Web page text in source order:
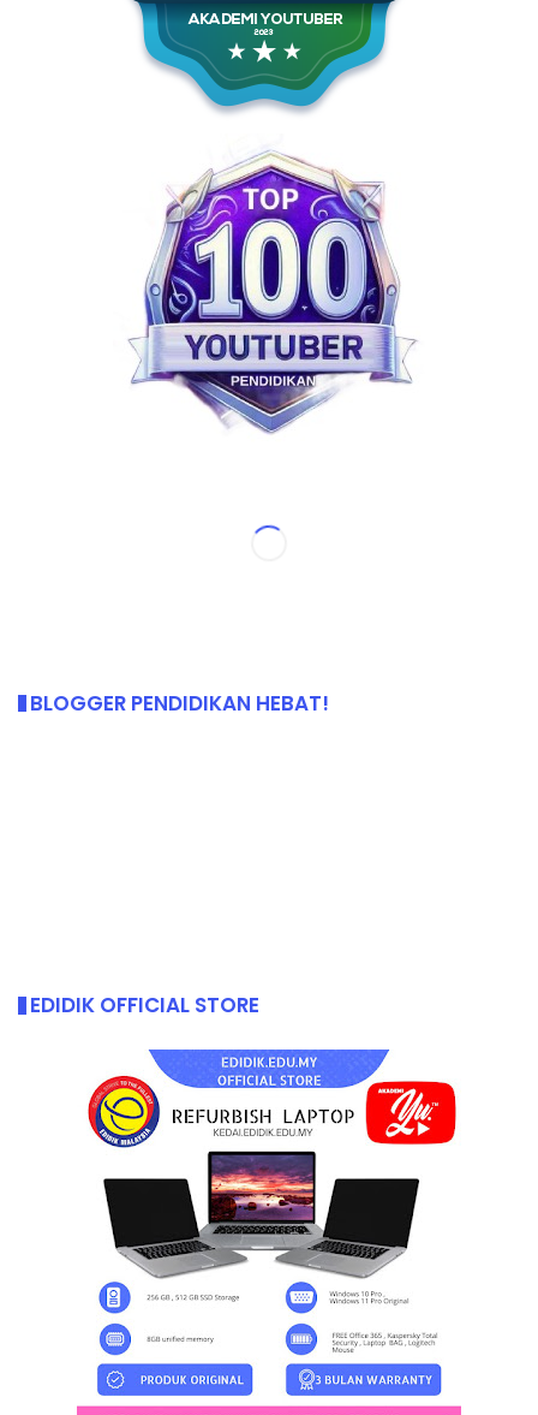
BLOGGER PENDIDIKAN HEBAT!
EDIDIK OFFICIAL STORE